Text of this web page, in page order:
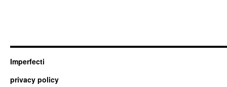
Imperfecti
privacy policy